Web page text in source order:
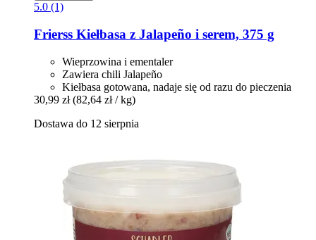
5.0 (1)
Frierss Kiełbasa z Jalapeño i serem, 375 g
Wieprzowina i ementaler
Zawiera chili Jalapeño
Kiełbasa gotowana, nadaje się od razu do pieczenia
30,99 zł (82,64 zł / kg)
Dostawa do 12 sierpnia